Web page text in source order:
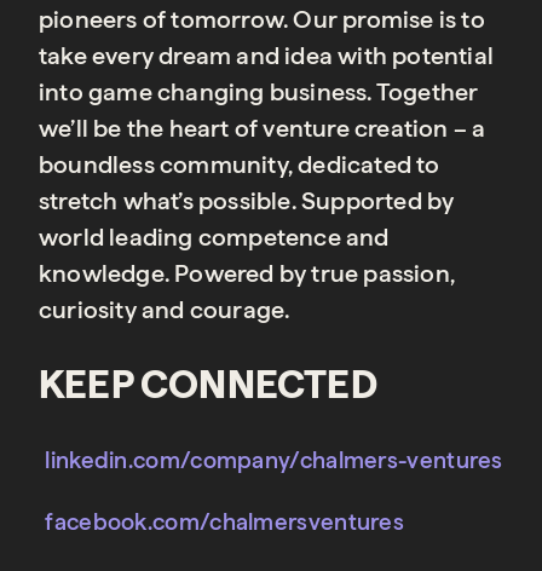
pioneers of tomorrow. Our promise is to
take every dream and idea with potential
into game changing business. Together
we’ll be the heart of venture creation – a
boundless community, dedicated to
stretch what’s possible. Supported by
world leading competence and
knowledge. Powered by true passion,
curiosity and courage.
KEEP CONNECTED
linkedin.com/company/chalmers-ventures
facebook.com/chalmersventures